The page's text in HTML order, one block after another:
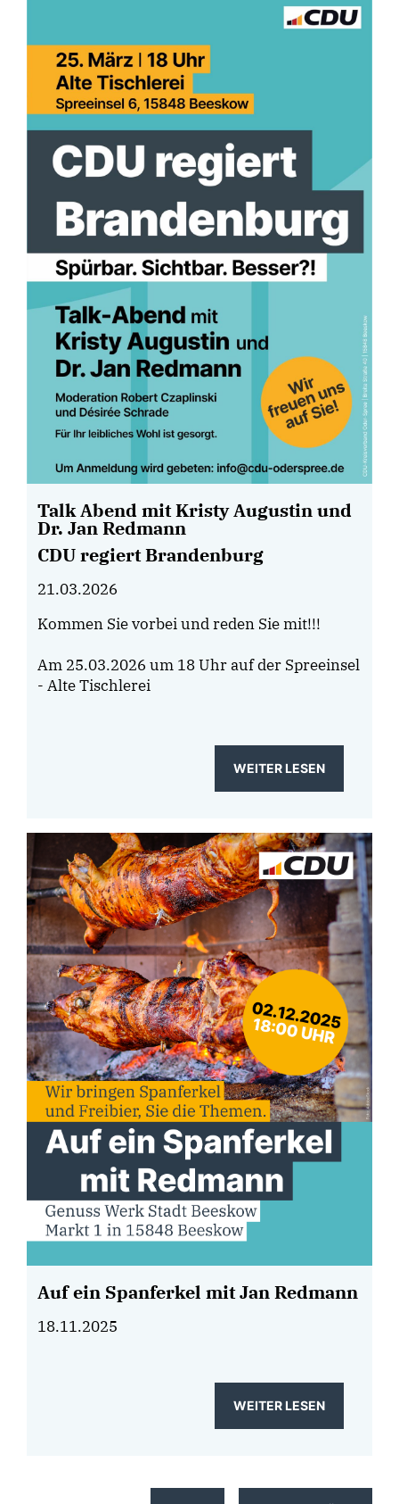
Talk Abend mit Kristy Augustin und
Dr. Jan Redmann
CDU regiert Brandenburg
21.03.2026
Kommen Sie vorbei und reden Sie mit!!!
Am 25.03.2026 um 18 Uhr auf der Spreeinsel
- Alte Tischlerei
WEITER LESEN
Auf ein Spanferkel mit Jan Redmann
18.11.2025
WEITER LESEN